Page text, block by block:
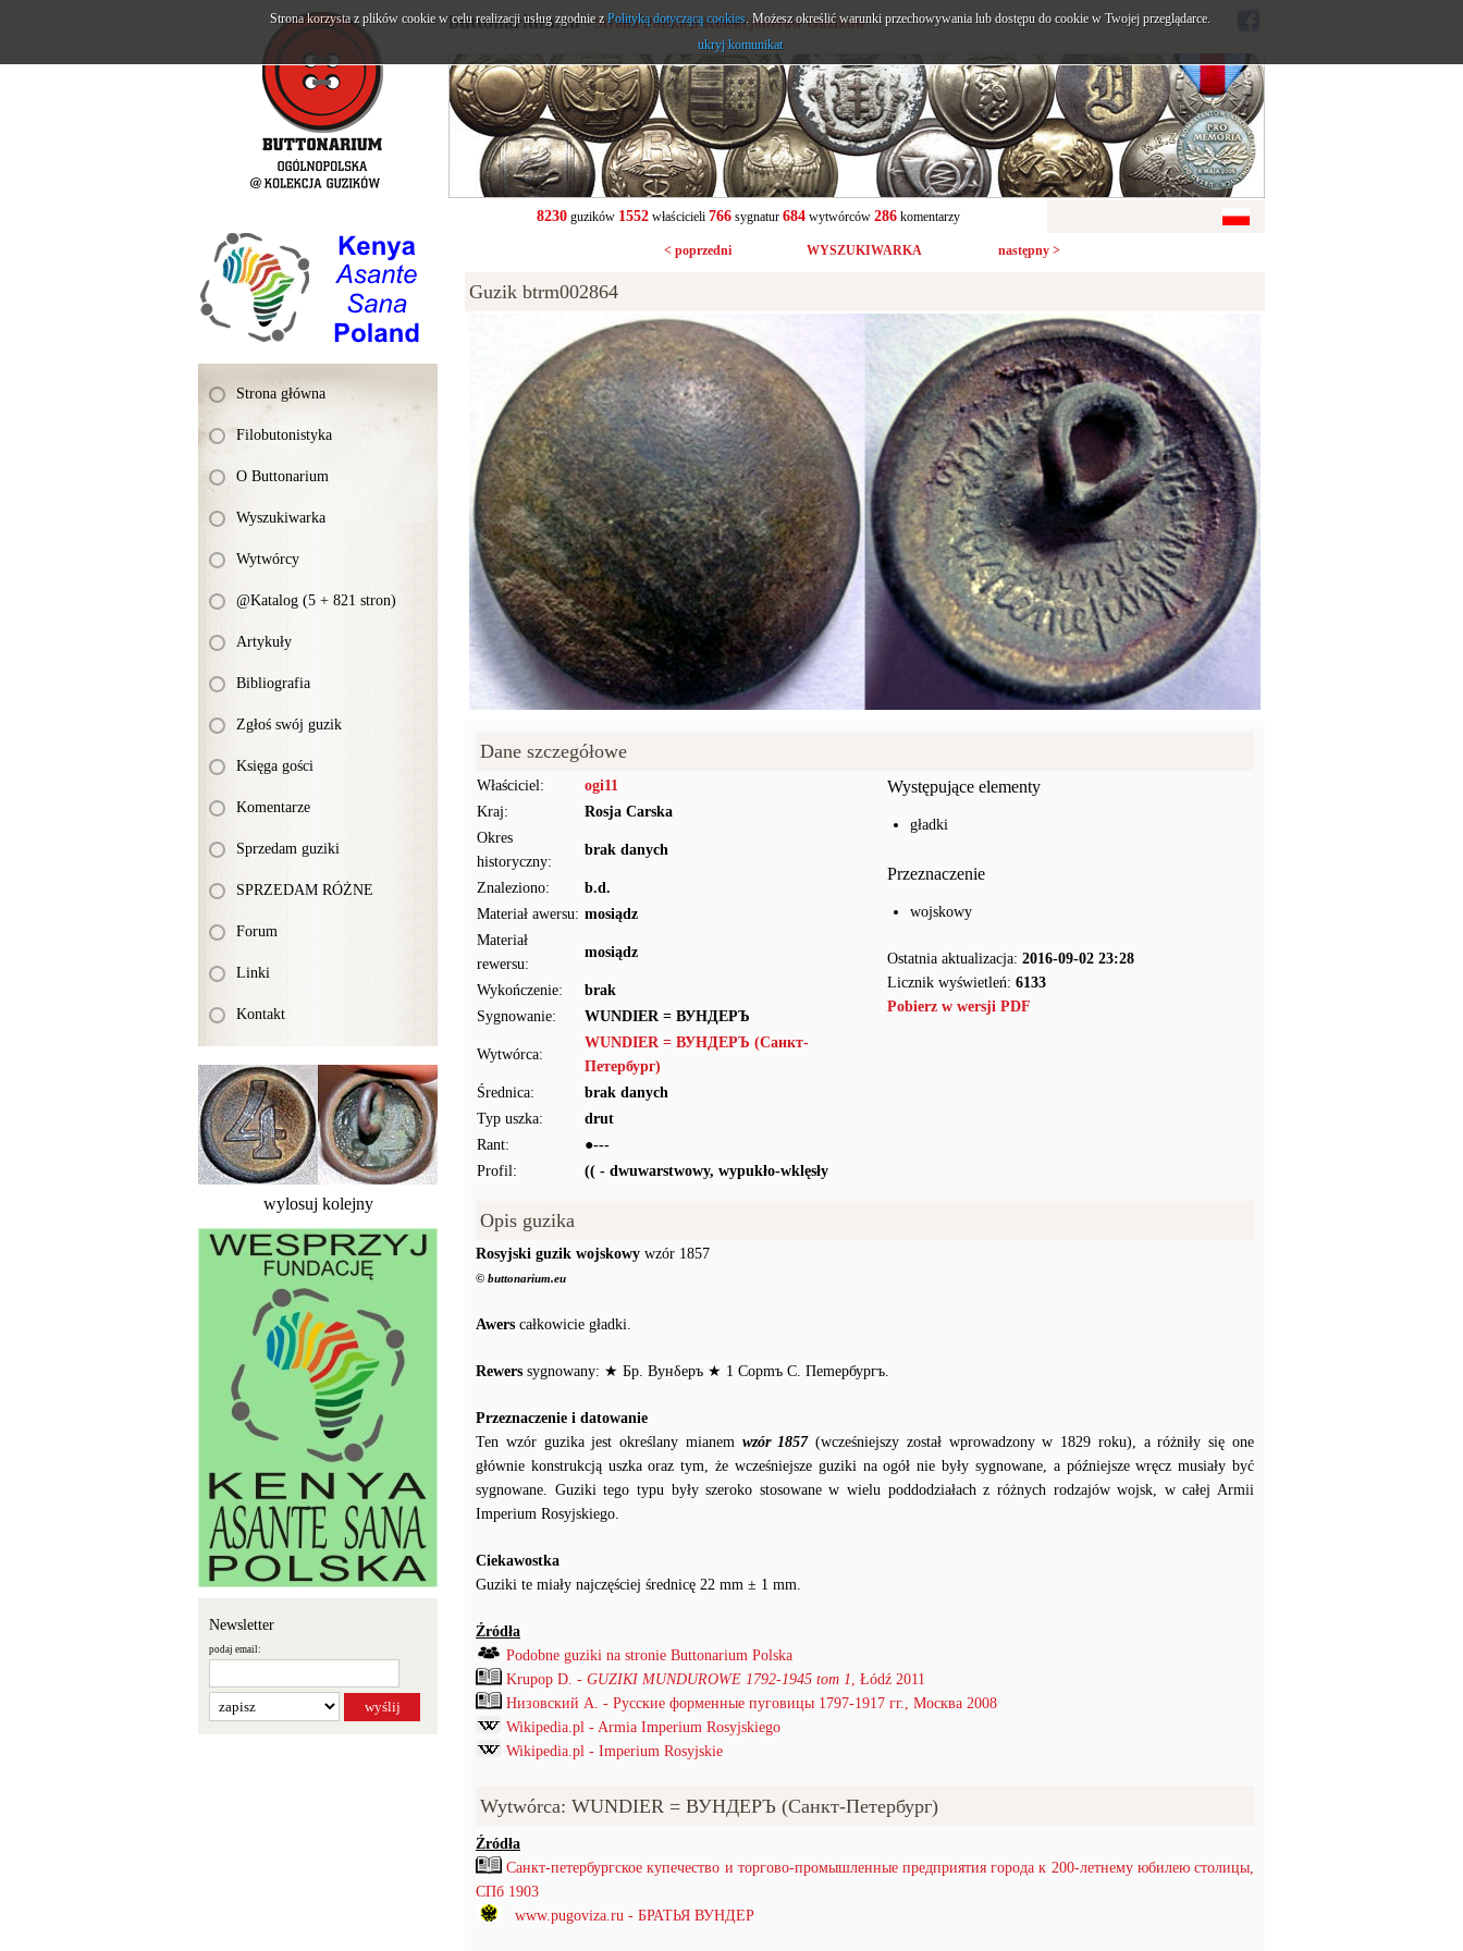
Strona główna
Filobutonistyka
O Buttonarium
Wyszukiwarka
Wytwórcy
@Katalog (5 + 821 stron)
Artykuły
Bibliografia
Zgłoś swój guzik
Księga gości
Komentarze
Sprzedam guziki
SPRZEDAM RÓŻNE
Forum
Linki
Kontakt
wylosuj kolejny
Newsletter
podaj email:
buttonarium.eu- Strona Polskich Kolekcjonerów Guzików
8230guzików 1552właścicieli 766sygnatur 684wytwórców 286komentarzy
< poprzedni WYSZUKIWARKA następny >
Guzik btrm002864
Dane szczegółowe
Właściciel:
ogi11
Kraj:
Rosja Carska
Okres
historyczny:
brak danych
Znaleziono:
b.d.
Materiał awersu: mosiądz
Materiał
rewersu:
mosiądz
Wykończenie:
brak
Sygnowanie:
WUNDIER = ВУНДЕРЪ
Wytwórca:
WUNDIER = ВУНДЕРЪ (Санкт-
Петербург)
Średnica:
brak danych
Typ uszka:
drut
Rant:
●---
Profil:
(( - dwuwarstwowy, wypukło-wklęsły
Występujące elementy
gładki
Przeznaczenie
wojskowy
Ostatnia aktualizacja: 2016-09-02 23:28
Licznik wyświetleń: 6133
Pobierz w wersji PDF
Opis guzika
Rosyjski guzik wojskowy wzór 1857
© buttonarium.eu
Awers całkowicie gładki.
Rewers sygnowany: ★ Бр. Вунδеръ ★ 1 Сорmъ С. Пеmербургъ.
Przeznaczenie i datowanie
Ten wzór guzika jest określany mianem wzór 1857(wcześniejszy został wprowadzony w 1829 roku), a różniły się one
głównie konstrukcją uszka oraz tym, że wcześniejsze guziki na ogół nie były sygnowane, a późniejsze wręcz musiały być
sygnowane. Guziki tego typu były szeroko stosowane w wielu poddodziałach z różnych rodzajów wojsk, w całej Armii
Imperium Rosyjskiego.
Ciekawostka
Guziki te miały najczęściej średnicę 22 mm ± 1 mm.
Źródła
Podobne guziki na stronie Buttonarium Polska
Krupop D. - GUZIKI MUNDUROWE 1792-1945 tom 1, Łódź 2011
Низовский А. - Русские форменные пуговицы 1797-1917 гг., Mocква 2008
Wikipedia.pl - Armia Imperium Rosyjskiego
Wikipedia.pl - Imperium Rosyjskie
Wytwórca: WUNDIER = ВУНДЕРЪ (Санкт-Петербург)
Źródła
Санкт-петербургское купечество и торгово-промышленные предприятия города к 200-летнему юбилею столицы,
СПб 1903
www.pugoviza.ru - БРАТЬЯ ВУНДЕР
Strona korzysta z plików cookie w celu realizacji usług zgodnie zPolityką dotyczącą cookies. Możesz określić warunki przechowywania lub dostępu do cookie w Twojej przeglądarce.
ukryj komunikat